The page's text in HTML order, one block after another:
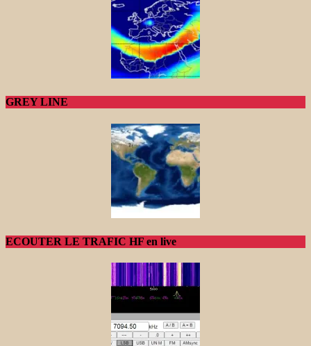
GREY LINE
ECOUTER LE TRAFIC HF en live